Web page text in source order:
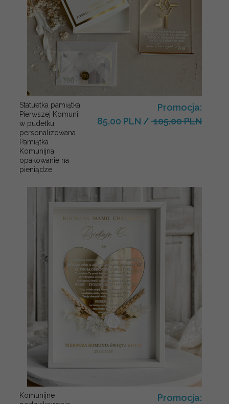
Statuetka pamiątka
Pierwszej Komunii
w pudełku,
personalizowana
Pamiątka
Komunijna
opakowanie na
pieniądze
Promocja:
85.00 PLN / 105.00 PLN
Komunijne
Promocja: